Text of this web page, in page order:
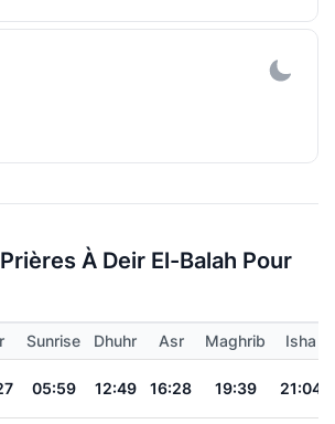
À Deir El-Balah Pour
Sunrise Dhuhr Asr Maghrib
Isha
05:59 12:49 16:28 19:39 21:04